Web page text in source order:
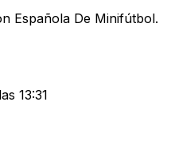
Española De Minifútbol.
13:31